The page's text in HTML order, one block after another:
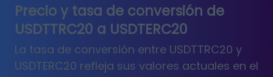
Precio y tasa de conversión de
USDTTRC20 a USDTERC20
La tasa de conversión entre USDTTRC20 y
USDTERC20 refleja sus valores actuales en el